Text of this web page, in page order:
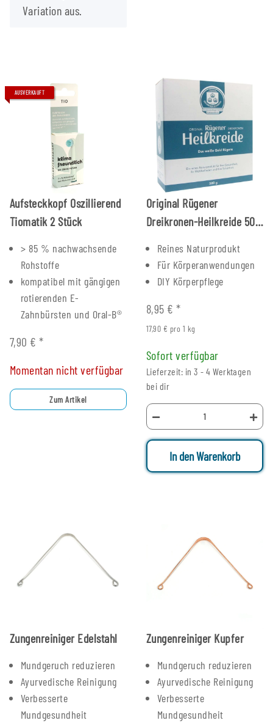
Variation aus.
AUSVERKAUFT
Aufsteckkopf Oszillierend
Tiomatik 2 Stück
> 85 % nachwachsende
Rohstoffe
kompatibel mit gängigen
rotierenden E-
Zahnbürsten und Oral-B®
7,90 €*
Momentan nicht verfügbar
Zum Artikel
Original Rügener
Dreikronen-Heilkreide 500
Reines Naturprodukt
Für Körperanwendungen
DIY Körperpflege
8,95 €*
17,90 € pro 1 kg
Sofort verfügbar
Lieferzeit: in 3 - 4 Werktagen
bei dir
In den Warenkorb
Zungenreiniger Edelstahl
Mundgeruch reduzieren
Ayurvedische Reinigung
Verbesserte
Mundgesundheit
Zungenreiniger Kupfer
Mundgeruch reduzieren
Ayurvedische Reinigung
Verbesserte
Mundgesundheit